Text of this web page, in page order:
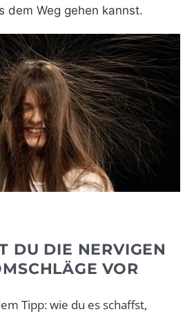
dem Weg gehen kannst.
DU DIE NERVIGEN
VOR
Tipp: wie du es schaffst,